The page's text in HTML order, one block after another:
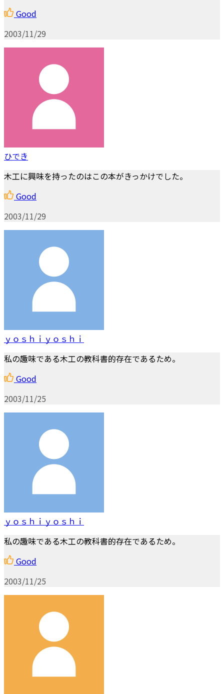
Good
2003/11/29
ひでき
木工に興味を持ったのはこの本がきっかけでした。
Good
2003/11/29
ｙｏｓｈｉｙｏｓｈｉ
私の趣味である木工の教科書的存在であるため。
Good
2003/11/25
ｙｏｓｈｉｙｏｓｈｉ
私の趣味である木工の教科書的存在であるため。
Good
2003/11/25